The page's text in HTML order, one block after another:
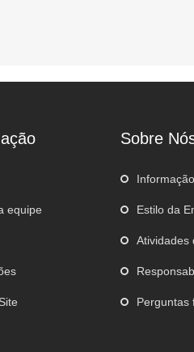
equipe
Sobre
Estilo da
Atividades
Perguntas